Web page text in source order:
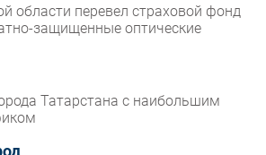
области перевел страховой фонд
защищенные оптические
Татарстана с наибольшим